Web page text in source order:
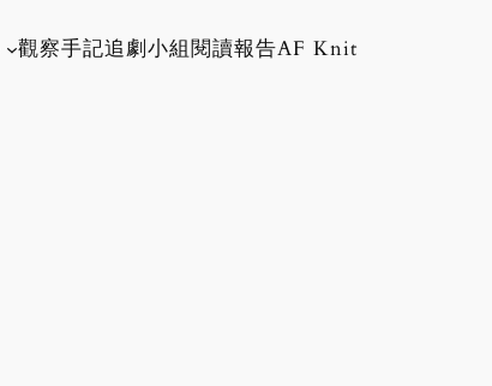
觀察手記追劇小組閱讀報告AF Knit